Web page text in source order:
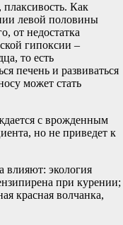
Как
левой половины
от недостатка
гипоксии –
то есть
печень и развиваться
может стать
с врожденным
но не приведет к
влияют: экология
при курении;
красная волчанка,